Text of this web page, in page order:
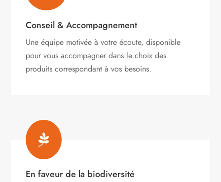
Conseil & Accompagnement
Une équipe motivée à votre écoute, disponible
pour vous accompagner dans le choix des
produits correspondant à vos besoins.

En faveur de la biodiversité